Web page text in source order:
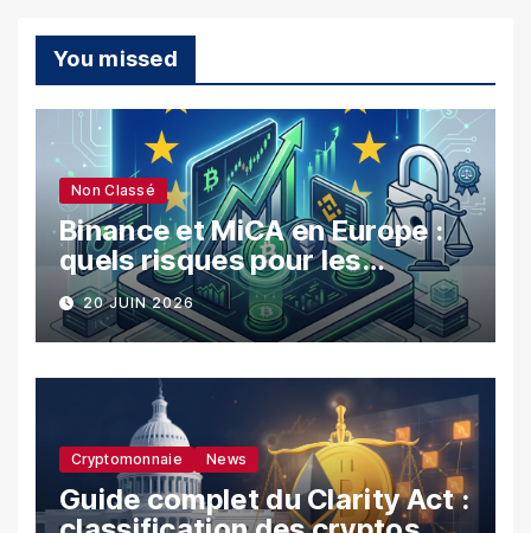
You missed
Non Classé
Binance et MiCA en Europe :
quels risques pour les
utilisateurs ?
20 JUIN 2026
Cryptomonnaie News
Guide complet du Clarity Act :